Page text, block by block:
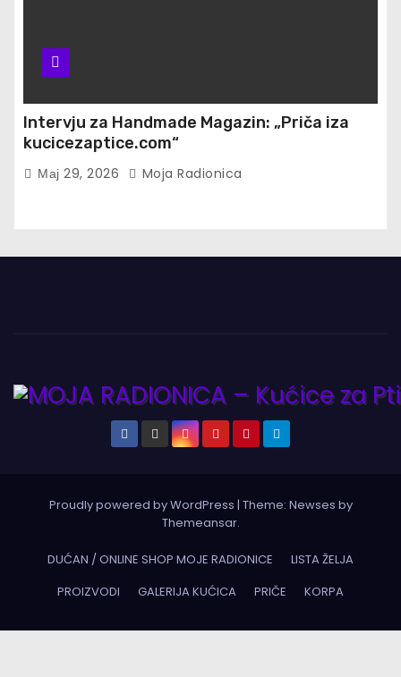
Intervju za Handmade Magazin: „Priča iza
kucicezaptice.com“
Мај 29, 2026 Moja Radionica
Proudly powered by WordPress | Theme: Newses by
Themeansar.
DUĆAN / ONLINE SHOP MOJE RADIONICE
LISTA ŽELJA
PROIZVODI
GALERIJA KUĆICA PRIČE KORPA